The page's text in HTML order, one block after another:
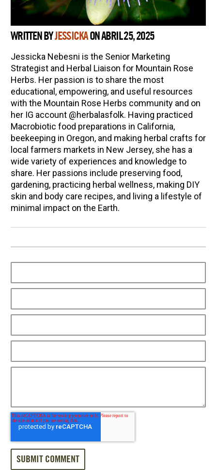
WRITTEN BYJESSICKAON ABRIL 25, 2025
Jessicka Nebesni is the Senior Marketing
Strategist and Herbal Liaison for Mountain Rose
Herbs. Her passion is to share the most
educational, empowering, and useful resources
with the Mountain Rose Herbs community and on
her IG account @herbalasfolk. Having practiced
Macrobiotic food preparations in California,
beekeeping in Oregon, and making herbal crafts for
local farmers markets in New Jersey, she has a
wide variety of experiences and knowledge to
share. Her passions include preserving food,
gardening, practicing herbal wellness, making DIY
skin and body care recipes, and living a lifestyle of
minimal impact on the Earth.